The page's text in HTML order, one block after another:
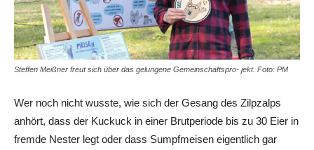
Steffen Meißner freut sich über das gelungene Gemeinschaftspro- jekt. Foto: PM
Wer noch nicht wusste, wie sich der Gesang des Zilpzalps
anhört, dass der Kuckuck in einer Brutperiode bis zu 30 Eier in
fremde Nester legt oder dass Sumpfmeisen eigentlich gar